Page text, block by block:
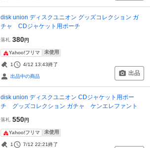
disk union ディスクユニオン グッズコレクション ガ
チャ CDジャケット用ポーチ
落札 380円
Yahoo!フリマ 未使用
1 4/12 13:43終了
出品中の商品 出品
disk union ディスクユニオン CDジャケット用ポー
チ グッズコレクション ガチャ ケンエレファント
落札 550円
Yahoo!フリマ 未使用
1 7/12 22:21終了